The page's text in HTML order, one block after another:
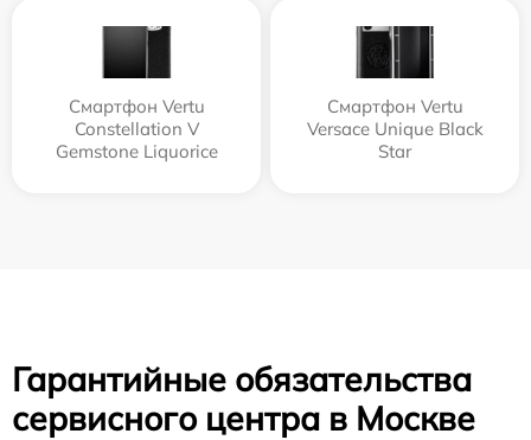
Смартфон Vertu
Constellation V
Gemstone Liquorice
Смартфон Vertu
Versace Unique Black
Star
Гарантийные обязательства
сервисного центра в Москве